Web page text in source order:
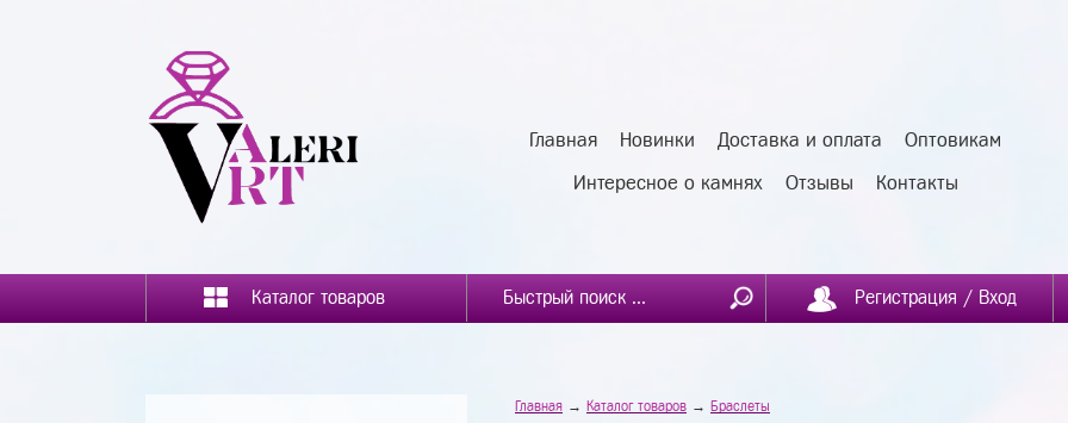
Главная Новинки Доставка и оплата Оптовикам
Интересное о камнях Отзывы Контакты
Каталог товаров Регистрация / Вход
Главная → Каталог товаров → Браслеты